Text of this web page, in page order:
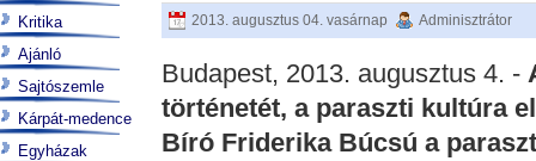
2013. augusztus 04. vasárnap Adminisztrátor
Budapest, 2013. augusztus 4. -
történetét, a paraszti kultúra
Bíró Friderika Búcsú a
Kritika
Ajánló
Sajtószemle
Kárpát-medence
Egyházak